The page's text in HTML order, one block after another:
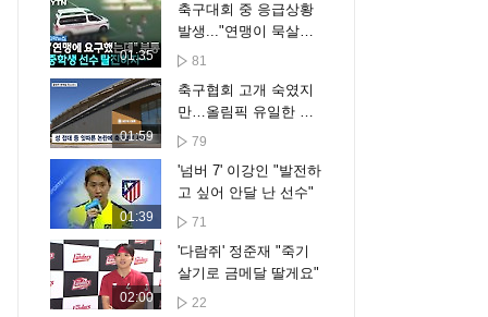
01:35
축구대회 중 응급상황
발생..."연맹이 묵살했
다" 감독들 분노 [자막
81
01:59
축구협회 고개 숙였지
만…올림픽 유일한 메
달, 일본에 뺏기나
79
01:39
'넘버 7' 이강인 "발전하
고 싶어 안달 난 선수"
71
02:00
'다람쥐' 정준재 "죽기
살기로 금메달 딸게요"
22